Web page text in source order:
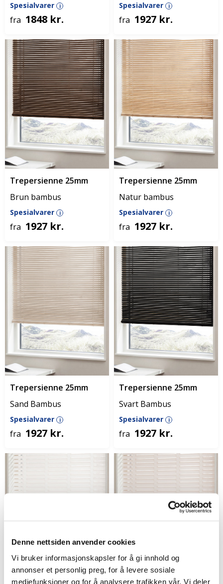
Denne nettsiden anvender cookies
Vi bruker informasjonskapsler for å gi innhold og
annonser et personlig preg, for å levere sosiale
mediefunksjoner og for å analysere trafikken vår. Vi deler
Spesialvarer i
fra 1848 kr.
Spesialvarer i
fra 1927 kr.
Trepersienne 25mm
Brun bambus
Spesialvarer i
fra 1927 kr.
Trepersienne 25mm
Natur bambus
Spesialvarer i
fra 1927 kr.
Trepersienne 25mm
Sand Bambus
Spesialvarer i
fra 1927 kr.
Trepersienne 25mm
Svart Bambus
Spesialvarer i
fra 1927 kr.